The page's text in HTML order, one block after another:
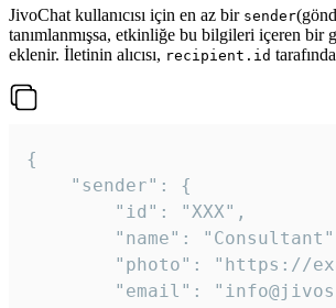
JivoChat kullanıcısı için en az bir sender
tanımlanmışsa, etkinliğe bu bilgileri içeren bir
eklenir. İletinin alıcısı, recipient.id
{